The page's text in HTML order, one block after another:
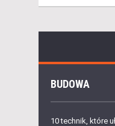
BUDOWA
10 technik, które